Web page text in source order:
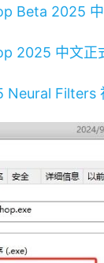
Beta 2025
2025 中文正
Filters